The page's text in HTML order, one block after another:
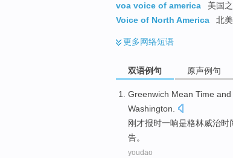
voa voice of america
美国
Voice of North America
北
更多网络短语
双语例句 原声例句
Greenwich Mean Time and
Washington.
刚才报时一响是格林威治时
告。
youdao